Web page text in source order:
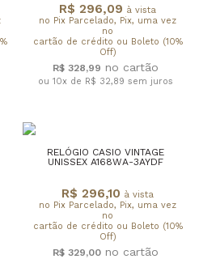
R$ 296,09 à vista
no Pix Parcelado, Pix, uma vez
no
cartão de crédito ou Boleto (10%
Off)
R$ 328,99
ou 10x de R$ 32,89 sem juros
RELÓGIO CASIO VINTAGE
UNISSEX A168WA-3AYDF
R$ 296,10 à vista
no Pix Parcelado, Pix, uma vez
no
cartão de crédito ou Boleto (10%
Off)
R$ 329,00